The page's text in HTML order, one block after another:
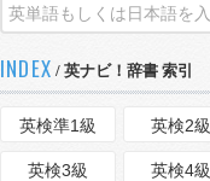
INDEX / 英ナビ！辞書 索引
英検準1級 英検2級
英検3級 英検4級